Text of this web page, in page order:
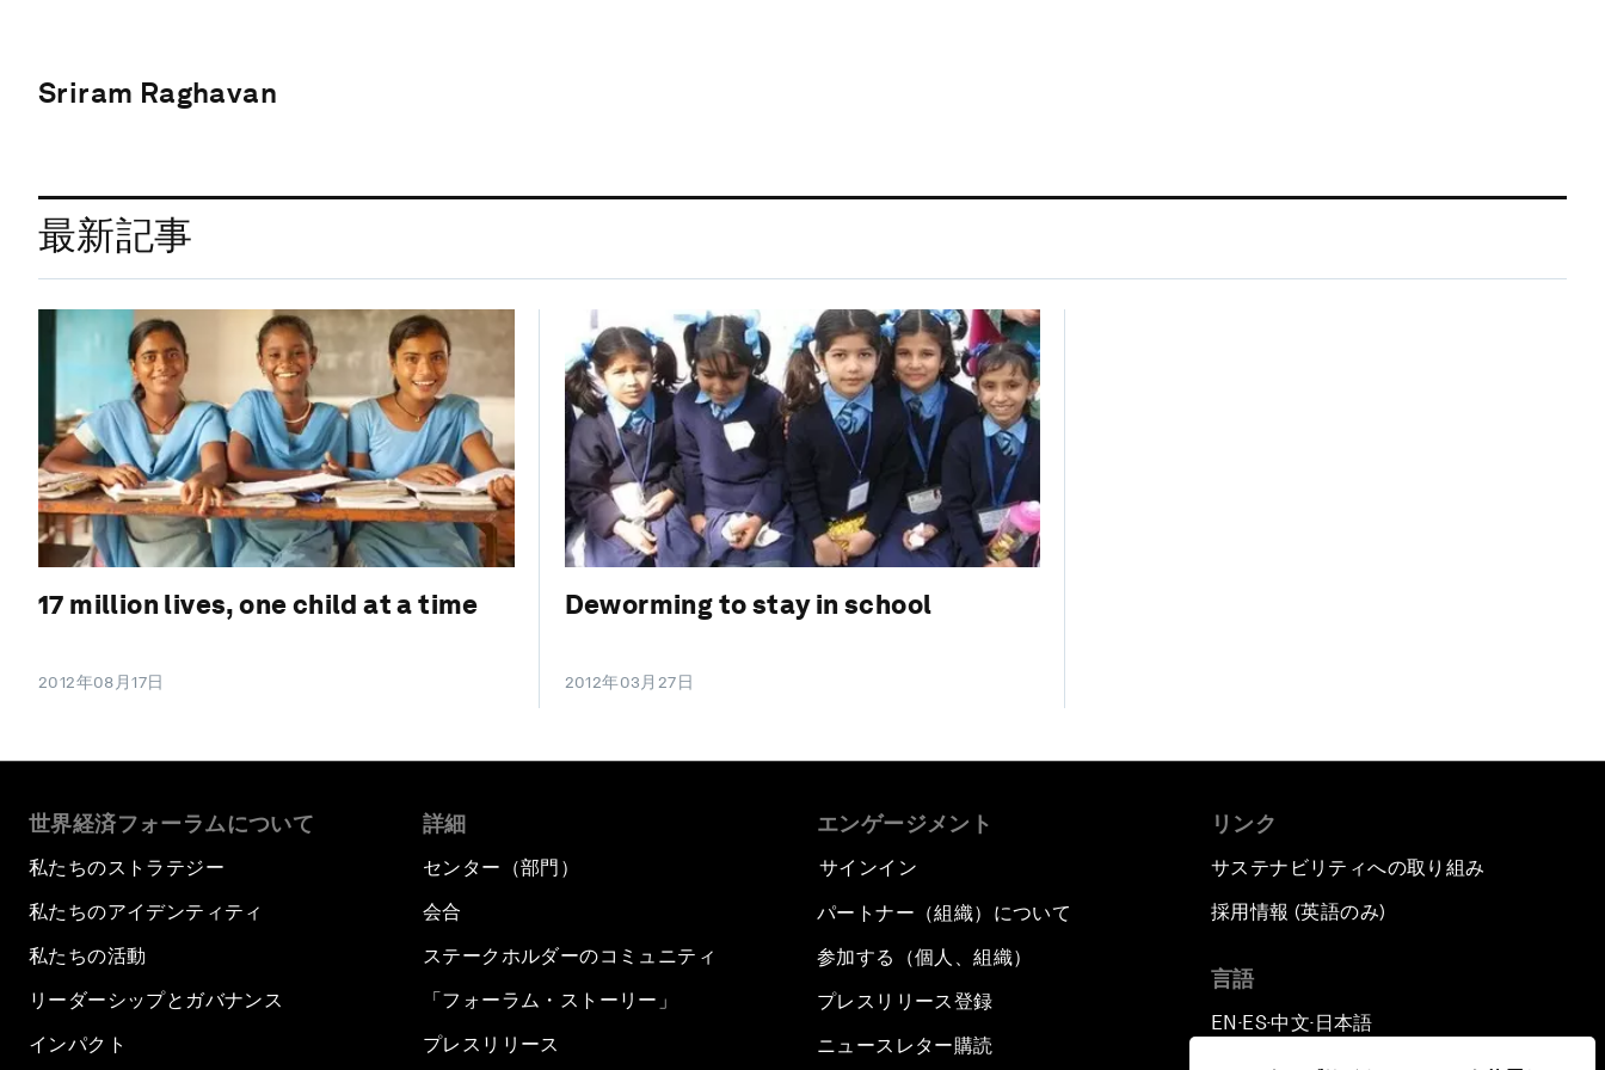
Sriram Raghavan
最新記事
17 million lives, one child at a time
2012年08月17日
Deworming to stay in school
2012年03月27日
世界経済フォーラムについて
私たちのストラテジー
私たちのアイデンティティ
私たちの活動
リーダーシップとガバナンス
インパクト
詳細
センター（部門）
会合
ステークホルダーのコミュニティ
「フォーラム・ストーリー」
プレスリリース
エンゲージメント
サインイン
パートナー（組織）について
参加する（個人、組織）
プレスリリース登録
ニュースレター購読
リンク
サステナビリティへの取り組み
採用情報 (英語のみ)
言語
EN ▪ES▪中文▪ 日本語